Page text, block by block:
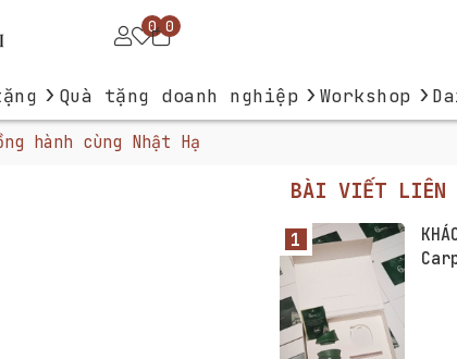
0 0
› Quà tặng doanh nghiệp › Workshop ›
hành cùng Nhật Hạ
BÀI VIẾT LIÊN